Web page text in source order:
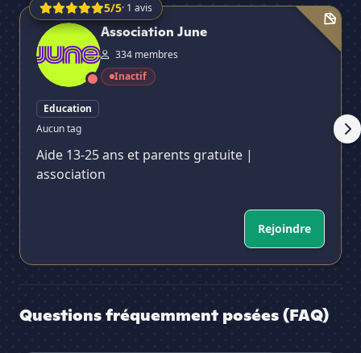
5/5· 1 avis
Association June
Association June
334 membres
Inactif
Education
Aucun tag
Aide 13-25 ans et parents gratuite |
association
Rejoindre
Questions fréquemment posées (FAQ)